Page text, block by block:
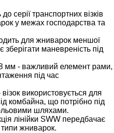
серії транспортних візків
у межах господарства та
для жниварок меншої
маневреність під
мм - важливий елемент рами,
під час
використовується для
комбайна, що потрібно під
шляхами.
лінійки SWW передбачає
типи жниварок.